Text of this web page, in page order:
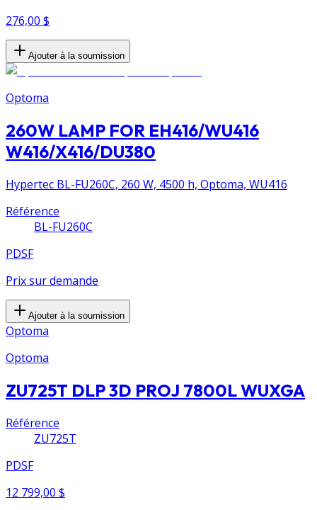
276,00 $
Ajouter à la soumission
Optoma
260W LAMP FOR EH416/WU416
W416/X416/DU380
Hypertec BL-FU260C, 260 W, 4500 h, Optoma, WU416
Référence
BL-FU260C
PDSF
Prix sur demande
Ajouter à la soumission
Optoma
Optoma
ZU725T DLP 3D PROJ 7800L WUXGA
Référence
ZU725T
PDSF
12 799,00 $